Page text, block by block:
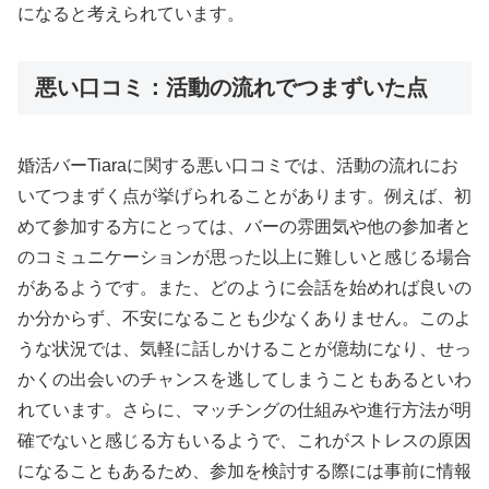
になると考えられています。
悪い口コミ：活動の流れでつまずいた点
婚活バーTiaraに関する悪い口コミでは、活動の流れにお
いてつまずく点が挙げられることがあります。例えば、初
めて参加する方にとっては、バーの雰囲気や他の参加者と
のコミュニケーションが思った以上に難しいと感じる場合
があるようです。また、どのように会話を始めれば良いの
か分からず、不安になることも少なくありません。このよ
うな状況では、気軽に話しかけることが億劫になり、せっ
かくの出会いのチャンスを逃してしまうこともあるといわ
れています。さらに、マッチングの仕組みや進行方法が明
確でないと感じる方もいるようで、これがストレスの原因
になることもあるため、参加を検討する際には事前に情報